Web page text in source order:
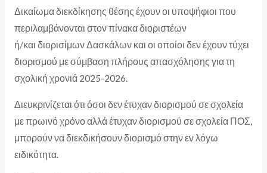
Δικαίωμα διεκδίκησης θέσης έχουν οι υποψήφιοι που
περιλαμβάνονται στον πίνακα διοριστέων
ή/και διορισίμων Δασκάλων και οι οποίοι δεν έχουν τύχει
διορισμού με σύμβαση πλήρους απασχόλησης για τη
σχολική χρονιά 2025-2026.
Διευκρινίζεται ότι όσοι δεν έτυχαν διορισμού σε σχολεία
με πρωινό χρόνο αλλά έτυχαν διορισμού σε σχολεία ΠΟΣ,
μπορούν να διεκδικήσουν διορισμό στην εν λόγω
ειδικότητα.